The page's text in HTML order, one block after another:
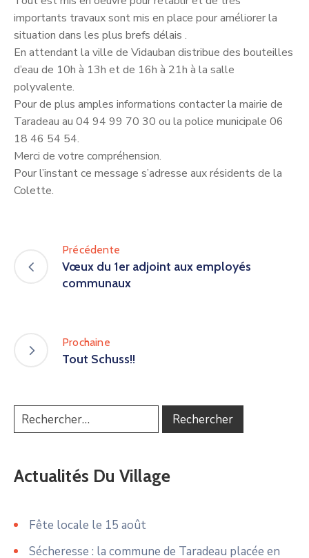
importants travaux sont mis en place pour améliorer la
situation dans les plus brefs délais .
En attendant la ville de Vidauban distribue des bouteilles
d’eau de 10h à 13h et de 16h à 21h à la salle
polyvalente.
Pour de plus amples informations contacter la mairie de
Taradeau au 04 94 99 70 30 ou la police municipale 06
18 46 54 54.
Merci de votre compréhension.
Pour l’instant ce message s’adresse aux résidents de la
Colette.
Précédente
Vœux du 1er adjoint aux employés
communaux
Prochaine
Tout Schuss!!
Actualités Du Village
Fête locale le 15 août
Sécheresse : la commune de Taradeau placée en